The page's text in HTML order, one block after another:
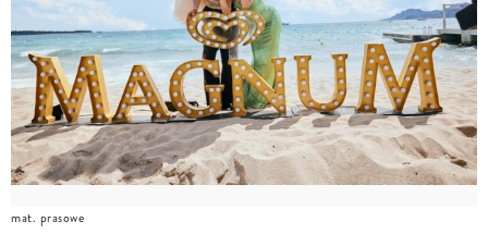
mat. prasowe